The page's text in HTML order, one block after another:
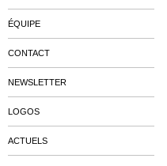
ÉQUIPE
CONTACT
NEWSLETTER
LOGOS
ACTUELS